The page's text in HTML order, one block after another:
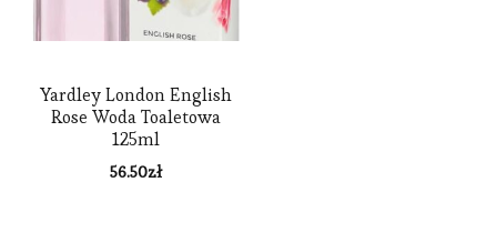
Yardley London English
Rose Woda Toaletowa
125ml
56.50zł